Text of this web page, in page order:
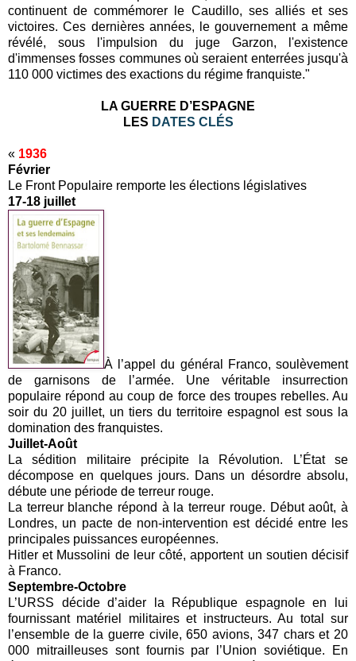
continuent de commémorer le Caudillo, ses alliés et ses
victoires. Ces dernières années, le gouvernement a même
révélé, sous l'impulsion du juge Garzon, l'existence
d'immenses fosses communes où seraient enterrées jusqu'à
110 000 victimes des exactions du régime franquiste."
LA GUERRE D’ESPAGNE
LES DATES CLÉS
« 1936
Février
Le Front Populaire remporte les élections législatives
17-18 juillet
À l’appel du général Franco, soulèvement
de garnisons de l’armée. Une véritable insurrection
populaire répond au coup de force des troupes rebelles. Au
soir du 20 juillet, un tiers du territoire espagnol est sous la
domination des franquistes.
Juillet-Août
La sédition militaire précipite la Révolution. L’État se
décompose en quelques jours. Dans un désordre absolu,
débute une période de terreur rouge.
La terreur blanche répond à la terreur rouge. Début août, à
Londres, un pacte de non-intervention est décidé entre les
principales puissances européennes.
Hitler et Mussolini de leur côté, apportent un soutien décisif
à Franco.
Septembre-Octobre
L’URSS décide d’aider la République espagnole en lui
fournissant matériel militaires et instructeurs. Au total sur
l’ensemble de la guerre civile, 650 avions, 347 chars et 20
000 mitrailleuses sont fournis par l’Union soviétique. En